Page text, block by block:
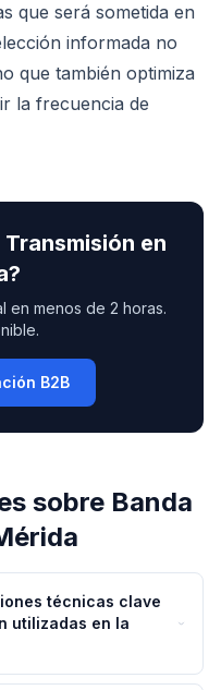
que será sometida en
informada no
que también optimiza
la frecuencia de
Transmisión en
?
en menos de 2 horas.
B2B
sobre Banda
técnicas clave
utilizadas en la